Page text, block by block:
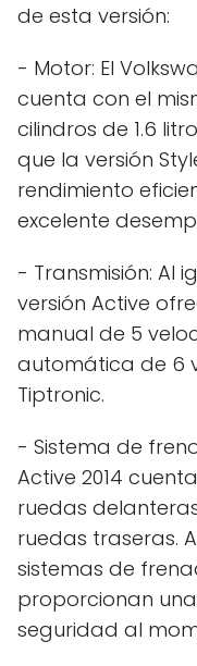
de esta versión:
- Motor: El
cuenta con el
cilindros de 1.6
que la versión
rendimiento
excelente
- Transmisión: Al
versión Active
manual de 5
automática de 6
Tiptronic.
- Sistema de
Active 2014
ruedas
ruedas traseras.
sistemas de
proporcionan
seguridad al